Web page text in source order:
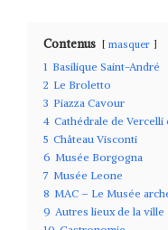
Contenus masquer
1 Basilique Saint-André
2 Le Broletto
3 Piazza Cavour
4 Cathédrale de Vercelli
5 Château Visconti
6 Musée Borgogna
7 Musée Leone
8 MAC – Le Musée
9 Autres lieux de la ville